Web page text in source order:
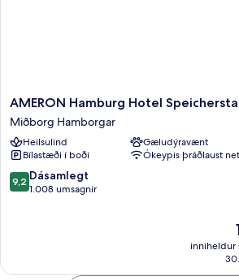
AMERON
Hamburg
Hotel
Speicherstadt
Miðborg
Hamborgar
AMERON Hamburg Hotel
Miðborg Hamborgar
Heilsulind
Gæludýravænt
Bílastæði í boði
Ókeypis þráðlaust net
9.2
af
9,2 Dásamlegt
1.008 umsagnir
inniheldur